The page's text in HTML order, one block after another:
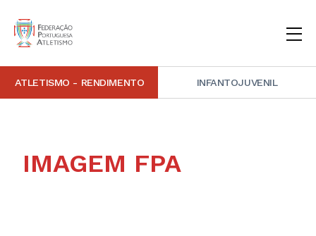
ATLETISMO - RENDIMENTO INFANTOJUVENIL
NOTÍCIAS
PORTAL FP ATLETISMO
PLATAFORMA DE MARCAÇÕES FPA
ALTO RENDIMENTO
ATLETISMO ADAPTADO
ATLETISMO VETERANO
ESTRUTURA TÉCNICA
COMPETIÇÕES
FORMAÇÃO
ANTIDOPAGEM
SAFEGUARDING
HOMOLOGAÇÕES
ESTATÍSTICA
IMAGEM FPA